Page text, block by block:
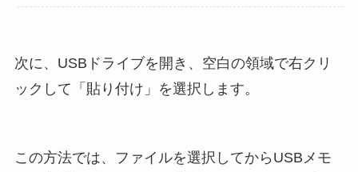
次に、USBドライブを開き、空白の領域で右クリ
ックして「貼り付け」を選択します。
この方法では、ファイルを選択してからUSBメモ